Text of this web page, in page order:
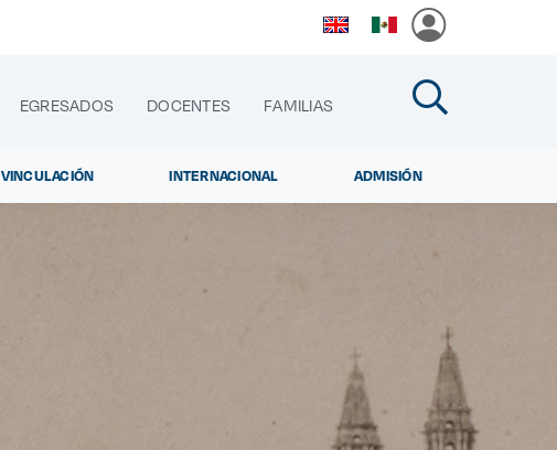
EGRESADOS DOCENTES FAMILIAS
VINCULACIÓN INTERNACIONAL ADMISIÓN